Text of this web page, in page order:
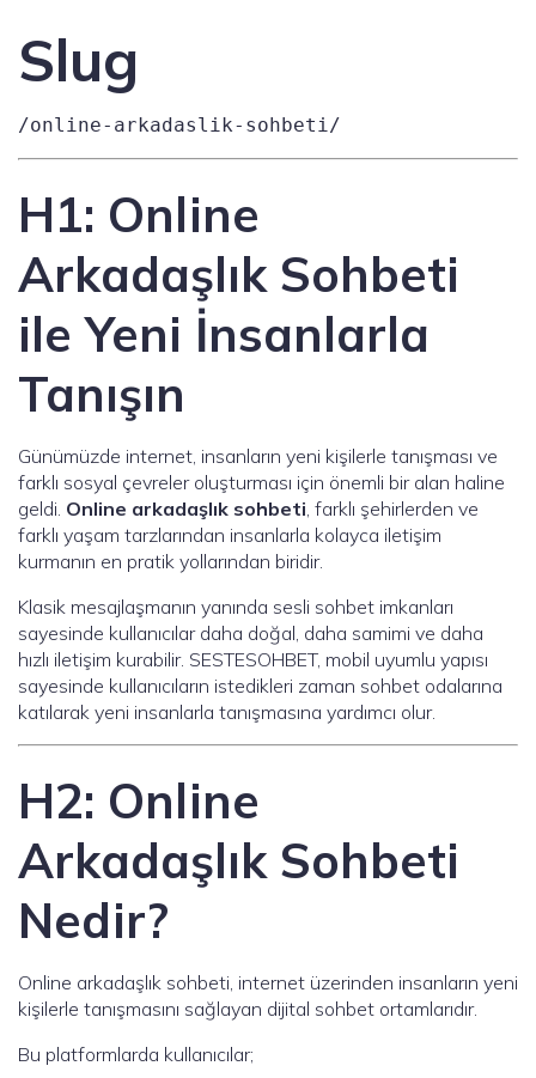
Slug
/online-arkadaslik-sohbeti/
H1: Online
Arkadaşlık Sohbeti
ile Yeni İnsanlarla
Tanışın
Günümüzde internet, insanların yeni kişilerle tanışması ve
farklı sosyal çevreler oluşturması için önemli bir alan haline
geldi. Online arkadaşlık sohbeti, farklı şehirlerden ve
farklı yaşam tarzlarından insanlarla kolayca iletişim
kurmanın en pratik yollarından biridir.
Klasik mesajlaşmanın yanında sesli sohbet imkanları
sayesinde kullanıcılar daha doğal, daha samimi ve daha
hızlı iletişim kurabilir. SESTESOHBET, mobil uyumlu yapısı
sayesinde kullanıcıların istedikleri zaman sohbet odalarına
katılarak yeni insanlarla tanışmasına yardımcı olur.
H2: Online
Arkadaşlık Sohbeti
Nedir?
Online arkadaşlık sohbeti, internet üzerinden insanların yeni
kişilerle tanışmasını sağlayan dijital sohbet ortamlarıdır.
Bu platformlarda kullanıcılar;